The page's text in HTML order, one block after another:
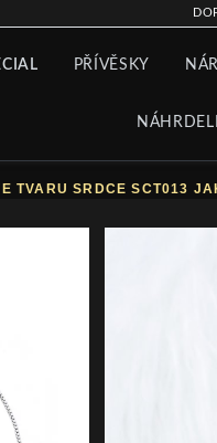
PŘÍVĚSKY
TVARU SRDCE SCT013